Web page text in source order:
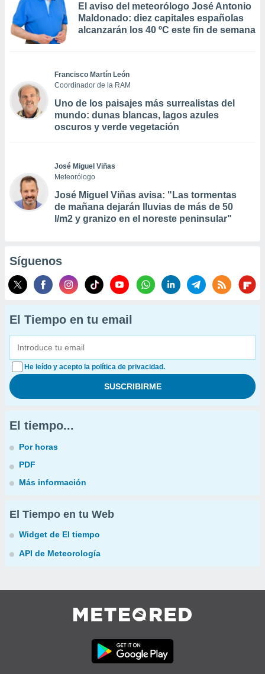
El aviso del meteorólogo José Antonio
Maldonado: diez capitales españolas
alcanzarán los 40 ºC este fin de semana
Francisco Martín León
Coordinador de la RAM
Uno de los paisajes más surrealistas del
mundo: dunas blancas, lagos azules
oscuros y verde vegetación
José Miguel Viñas
Meteorólogo
José Miguel Viñas avisa: "Las tormentas
de mañana dejarán lluvias de más de 50
l/m2 y granizo en el noreste peninsular"
Síguenos
El Tiempo en tu email
He leído y acepto la política de privacidad.
El tiempo...
Por horas
PDF
Más información
El Tiempo en tu Web
Widget de El tiempo
API de Meteorología